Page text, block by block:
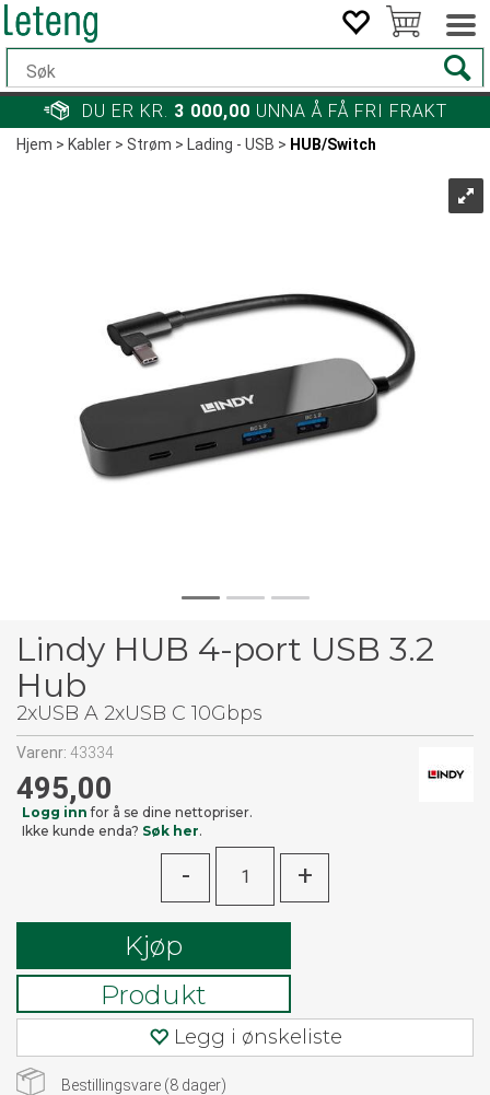
DU ER KR. 3 000,00 UNNA Å FÅ FRI FRAKT
Hjem>Kabler>Strøm>Lading - USB> HUB/Switch
Lindy HUB 4-port USB 3.2
Hub
2xUSB A 2xUSB C 10Gbps
Varenr: 43334
495,00
Logg inn for å se dine nettopriser.
Ikke kunde enda? Søk her.
- +
Kjøp
Produkt
Legg i ønskeliste
Bestillingsvare (8 dager)